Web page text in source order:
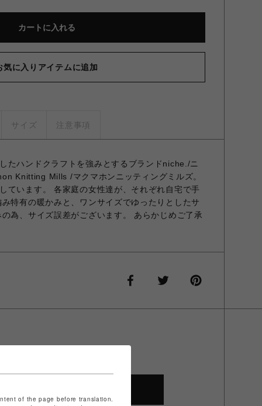
カートに入れる
気に入りアイテムに追加
サイズ 注意事項
たハンドクラフトを強みとするブランドniche./ニ
Knitting Mills /マクマホンニッティングミルズ。
ています。 各家庭の女性達が、それぞれ自宅で手
特有の暖かみと、ワンサイズでゆったりとしたサ
為、サイズ誤差がございます。 あらかじめご了承
of the page before translation.